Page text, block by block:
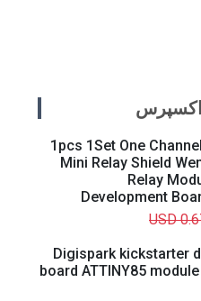
1pcs 1Set One
Mini Relay Shield
Relay
Development
USD
Digispark kickstarter
board ATTINY85